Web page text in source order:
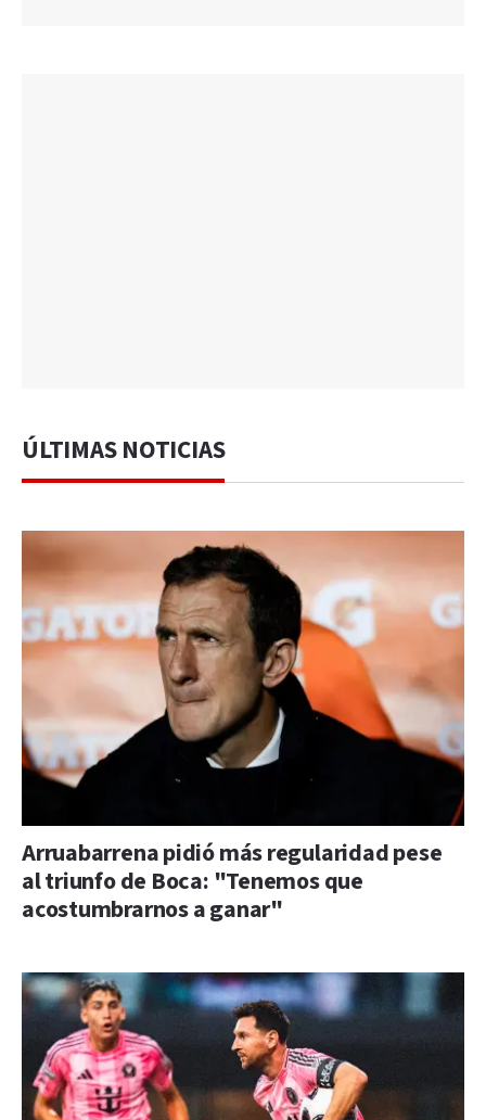
ÚLTIMAS NOTICIAS
Arruabarrena pidió más regularidad pese
al triunfo de Boca: "Tenemos que
acostumbrarnos a ganar"